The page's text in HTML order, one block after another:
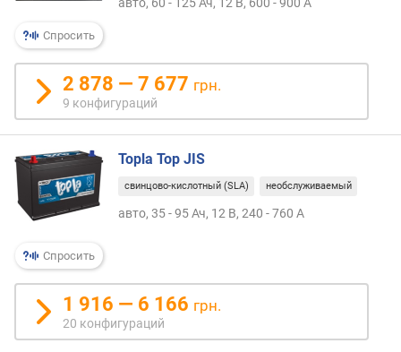
и
й
т
и
п
л
а
с
и
н
ё
Спросить
2 878 — 7 677 грн.
9 конфигураций
Спросить
Topla Top JIS
свинцово-кислотный (SLA) необслуживаемый
авто, 35 - 95 Ач, 12 В, 240 - 760 А
1 916 — 6 166 грн.
20 конфигураций